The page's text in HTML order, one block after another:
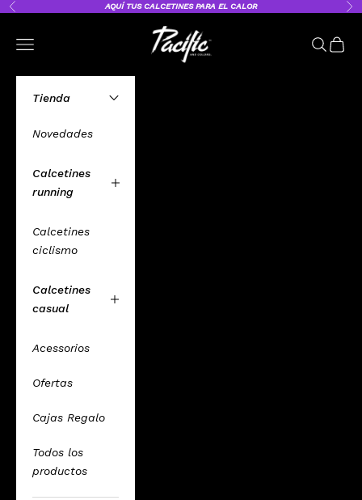
Ir al contenido
Anterior AQUÍ TUS CALCETINES PARA EL CALOR
Pacific and Co. – Calcetines
Abrir menú de navegación AbrirAbrir
Tienda
Novedades
Calcetines
running
Calcetines
ciclismo
Calcetines
casual
Acessorios
Ofertas
Cajas Regalo
Todos los
productos